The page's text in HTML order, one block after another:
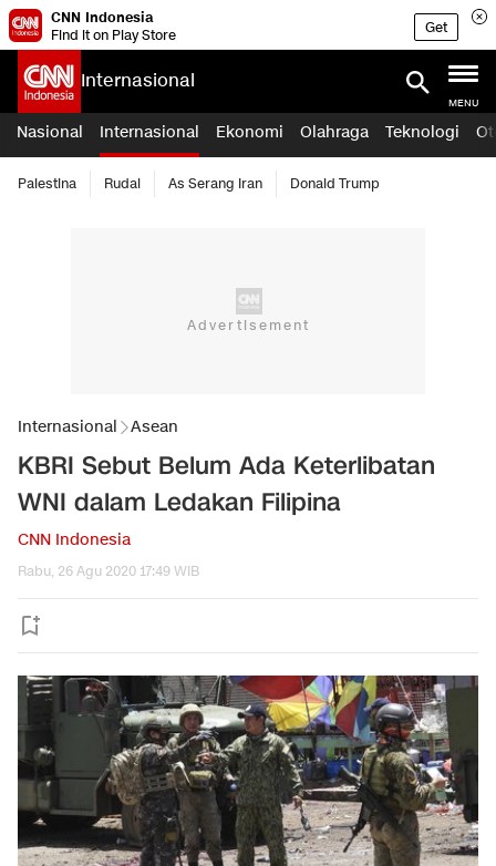
CNN Indonesia
Find it on Play Store
Get
Internasional
MENU
Nasional Internasional Ekonomi Olahraga Teknologi
Palestina Rudal As Serang Iran Donald Trump
Internasional Asean
KBRI Sebut Belum Ada Keterlibatan
WNI dalam Ledakan Filipina
CNN Indonesia
Rabu, 26 Agu 2020 17:49 WIB